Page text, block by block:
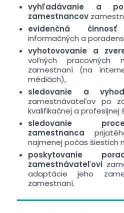
vyhľadávanie a
zamestnancov
evidenčná činnosť
informačných a
vyhotovovanie a
voľných pracovných
zamestnaní (na
médiách),
sledovanie a
zamestnávateľov po
kvalifikačnej a profesijnej
sledovanie
zamestnanca
najmenej počas šiestich
poskytovanie
zamestnávateľovi
adaptácie jeho
zamestnaní.